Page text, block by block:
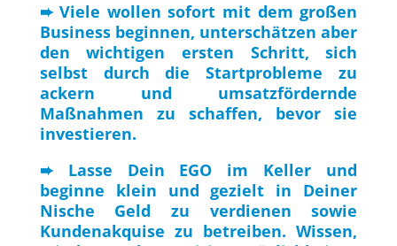
➨ Viele wollen sofort mit dem großen
Business beginnen, unterschätzen aber
den wichtigen ersten Schritt, sich
selbst durch die Startprobleme zu
ackern und umsatzfördernde
Maßnahmen zu schaffen, bevor sie
investieren.
➨ Lasse Dein EGO im Keller und
beginne klein und gezielt in Deiner
Nische Geld zu verdienen sowie
Kundenakquise zu betreiben. Wissen,